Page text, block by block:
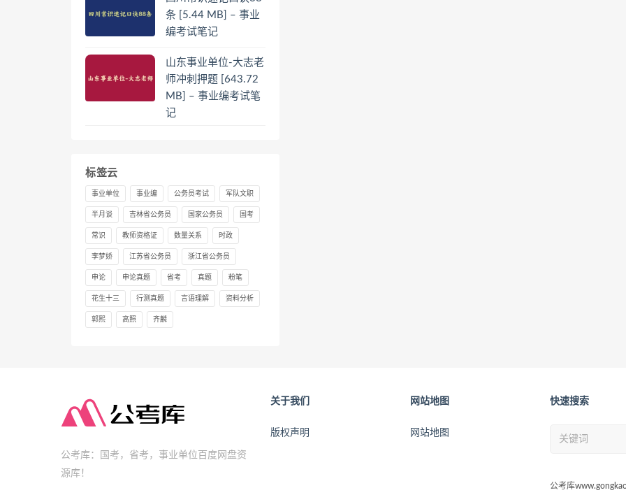
条 [5.44 MB] – 事业
编考试笔记
山东事业单位-大志老
师冲刺押题 [643.72
MB] – 事业编考试笔
记
标签云
事业单位 事业编 公务员考试 军队文职
半月谈 吉林省公务员 国家公务员 国考
常识 教师资格证 数量关系 时政
李梦娇 江苏省公务员 浙江省公务员
申论 申论真题 省考 真题 粉笔
花生十三 行测真题 言语理解 资料分析
郭熙 高照 齐麟
公考库：国考，省考，事业单位百度网盘资
源库！
关于我们
版权声明
网站地图
网站地图
快速搜索
公考库